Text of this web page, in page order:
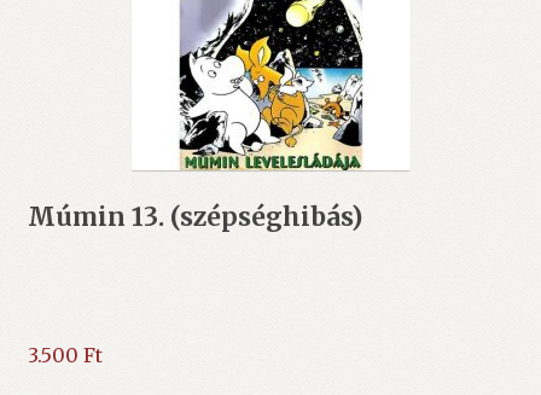
Múmin 13. (szépséghibás)
3.500 Ft